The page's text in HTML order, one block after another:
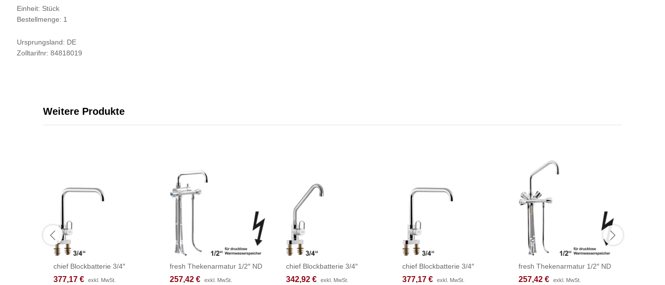
Einheit: Stück
Bestellmenge: 1
Ursprungsland: DE
Zolltarifnr: 84818019
Weitere Produkte
chief Blockbatterie 3/4″
377,17 € exkl. MwSt.
377,17 € exkl. MwSt.
fresh Thekenarmatur 1/2″ ND
257,42 € exkl. MwSt.
257,42 € exkl. MwSt.
chief Blockbatterie 3/4″
342,92 € exkl. MwSt.
342,92 € exkl. MwSt.
chief Blockbatterie 3/4″
377,17 € exkl. MwSt.
377,17 € exkl. MwSt.
fresh Thekenarmatur 1/2″ ND
257,42 € exkl. MwSt.
257,42 € exkl. MwSt.